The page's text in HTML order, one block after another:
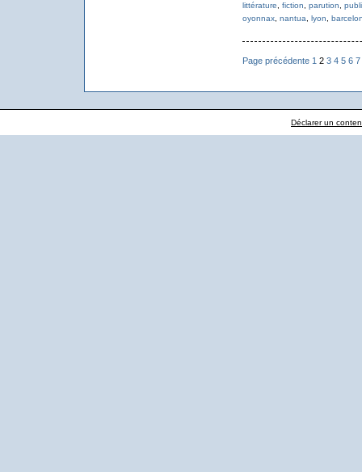
littérature
fiction parution
oyonnax, nantua lyon
Page précédente 1 2 3 4 5 6 7
Déclarer un